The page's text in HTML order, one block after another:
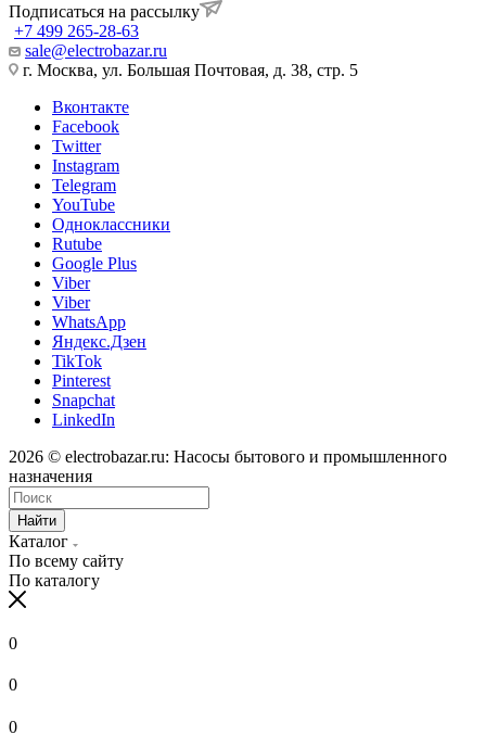
Подписаться на рассылку
+7 499 265-28-63
sale@electrobazar.ru
г. Москва, ул. Большая Почтовая, д. 38, стр. 5
Вконтакте
Facebook
Twitter
Instagram
Telegram
YouTube
Одноклассники
Rutube
Google Plus
Viber
Viber
WhatsApp
Яндекс.Дзен
TikTok
Pinterest
Snapchat
LinkedIn
2026 © electrobazar.ru: Насосы бытового и промышленного
назначения
Найти
Каталог
По всему сайту
По каталогу
0
0
0